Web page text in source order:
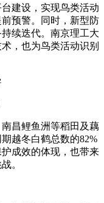
建设，实现鸟类活动
预警。同时，新型防
续迭代。南京理工大
，也为鸟类活动识别
昌鲤鱼洲等稻田及藕
越冬白鹤总数的82%
成效的体现，也带来
。